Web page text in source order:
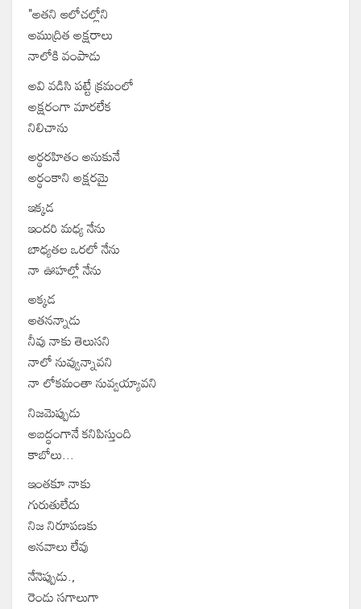
"అతని ఆలోచల్లోని
అముద్రిత అక్షరాలు
నాలోకి వంపాడు
అవి వడిసి పట్టే క్రమంలో
అక్షరంగా మారలేక
నిలిచాను
అర్థరహితం అనుకునే
అర్థంకాని అక్షరమై
ఇక్కడ
ఇందరి మధ్య నేను
బాధ్యతల ఒరలో నేను
నా ఊహల్లో నేను
అక్కడ
అతనన్నాడు
నీవు నాకు తెలుసని
నాలో నువ్వున్నావని
నా లోకమంతా నువ్వయ్యావని
నిజమెప్పుడు
అబద్ధంగానే కనిపిస్తుంది
కాబోలు...
ఇంతకూ నాకు
గురుతులేదు
నిజ నిరూపణకు
ఆనవాలు లేవు
నేనెప్పుడు.,
రెండు సగాలుగా